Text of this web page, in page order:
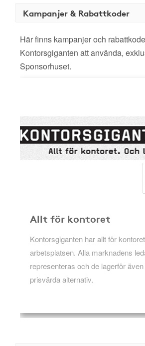
Kampanjer & Rabattkoder
Här finns kampanjer och
Kontorsgiganten att använda,
Sponsorhuset.
Allt för kontoret
Kontorsgiganten har allt för
arbetsplatsen. Alla marknadens
representeras och de lagerför
prisvärda alternativ.